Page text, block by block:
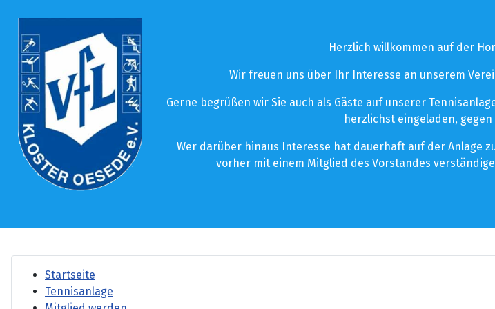
Herzlich willkommen auf der
Wir freuen uns über Ihr Interesse an unserem
Gerne begrüßen wir Sie auch als Gäste auf unserer
herzlichst eingeladen,
Wer darüber hinaus Interesse hat dauerhaft auf der Anlage
vorher mit einem Mitglied des Vorstandes
Startseite
Tennisanlage